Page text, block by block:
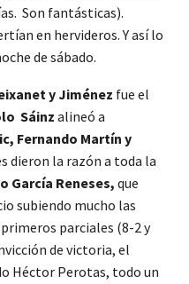
Son fantásticas).
en hervideros. Y así lo
de sábado.
y Jiménez fue el
Sáinz alineó a
Fernando Martín y
dieron la razón a toda la
García Reneses,que
subiendo mucho las
parciales (8-2 y
de victoria, el
Héctor Perotas, todo un